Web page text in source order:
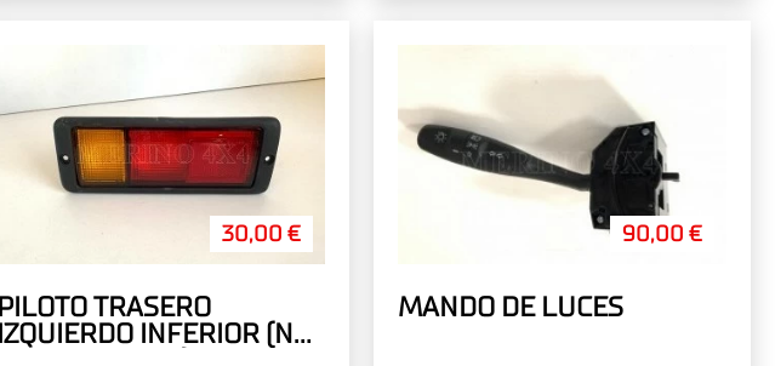
30,00 €
PILOTO TRASERO
IZQUIERDO INFERIOR (NO
90,00 €
MANDO DE LUCES